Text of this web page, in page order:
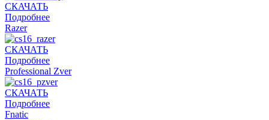
СКАЧАТЬ
Подробнее
Razer
СКАЧАТЬ
Подробнее
Professional Zver
СКАЧАТЬ
Подробнее
Fnatic